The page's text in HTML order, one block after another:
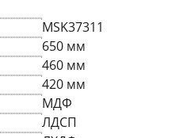
MSK37311
650 мм
460 мм
420 мм
МДФ
ЛДСП